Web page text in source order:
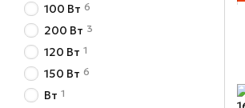
100 Вт 6
200 Вт 3
120 Вт 1
150 Вт 6
Вт 1